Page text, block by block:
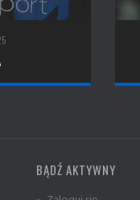
BĄDŹ AKTYWNY